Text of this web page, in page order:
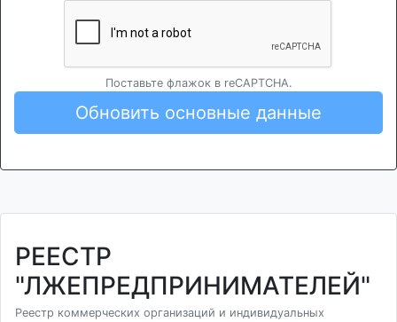
Поставьте флажок в reCAPTCHA.
Обновить основные данные
РЕЕСТР
"ЛЖЕПРЕДПРИНИМАТЕЛЕЙ"
Реестр коммерческих организаций и индивидуальных